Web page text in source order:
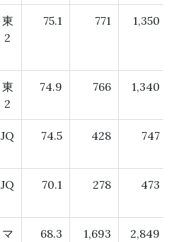
東
2
75.1 771 1,350
東
2
74.9 766 1,340
JQ 74.5 428 747
JQ 70.1 278 473
マ
68.3 1,693 2,849